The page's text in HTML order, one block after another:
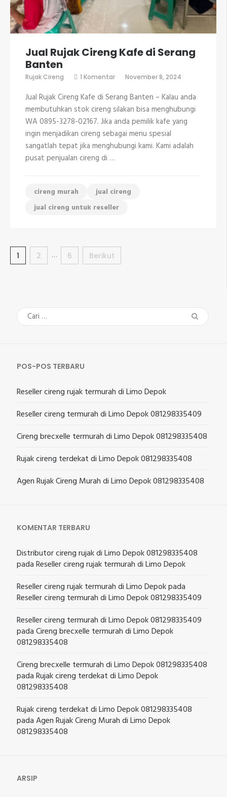
Jual Rujak Cireng Kafe di Serang
Banten
Rujak Cireng 1 Komentarpada
Cireng
Kafe
di
Serang
Banten
November 8, 2024
Jual Rujak Cireng Kafe di Serang Banten – Kalau anda
membutuhkan stok cireng silakan bisa menghubungi
WA 0895-3278-02167. Jika anda pemilik kafe yang
ingin menjadikan cireng sebagai menu spesial
sangatlah tepat jika menghubungi kami. Kami adalah
pusat penjualan cireng di …
cireng murah
jual cireng
jual cireng untuk reseller
Paginasi
pos
Halaman
1 Halaman
2 … Halaman
6 Berikut
Cari
untuk:
POS-POS TERBARU
Reseller cireng rujak termurah di Limo Depok
Reseller cireng termurah di Limo Depok 081298335409
Cireng brecxelle termurah di Limo Depok 081298335408
Rujak cireng terdekat di Limo Depok 081298335408
Agen Rujak Cireng Murah di Limo Depok 081298335408
KOMENTAR TERBARU
Distributor cireng rujak di Limo Depok 081298335408
padaReseller cireng rujak termurah di Limo Depok
Reseller cireng rujak termurah di Limo Depokpada
Reseller cireng termurah di Limo Depok 081298335409
Reseller cireng termurah di Limo Depok 081298335409
padaCireng brecxelle termurah di Limo Depok
081298335408
Cireng brecxelle termurah di Limo Depok 081298335408
padaRujak cireng terdekat di Limo Depok
081298335408
Rujak cireng terdekat di Limo Depok 081298335408
padaAgen Rujak Cireng Murah di Limo Depok
081298335408
ARSIP